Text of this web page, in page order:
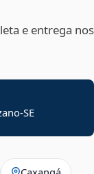
e entrega nos
-SE